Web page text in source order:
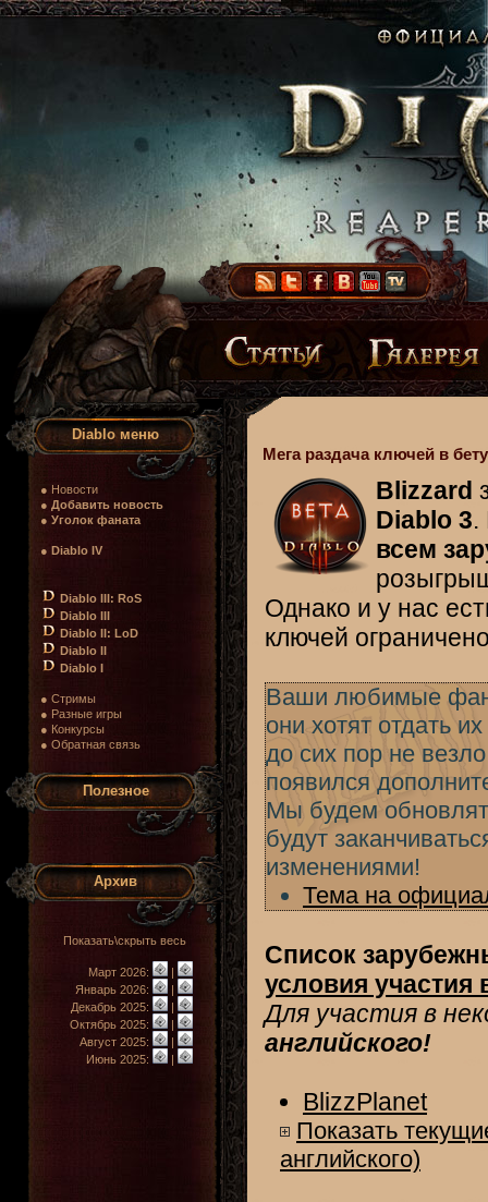
Diablo меню
● Новости
● Добавить новость
● Уголок фаната
● Diablo IV
Diablo III: RoS
Diablo III
Diablo II: LoD
Diablo II
Diablo I
● Стримы
● Разные игры
● Конкурсы
● Обратная связь
Полезное
Архив
Показать\скрыть весь
Март 2026:
|
Январь 2026:
|
Декабрь 2025:
|
Октябрь 2025:
|
Август 2025:
|
Июнь 2025:
|
Мега раздача ключей в
Blizzard
Diablo 3.
всем
Однако и у нас
ключей
Ваши любимые фан-
они хотят отдать
до сих пор не
появился
Мы будем
будут
изменениями!
Тема на
Список
условия участия
Для участия в
английского!
BlizzPlanet
Показать
английского)